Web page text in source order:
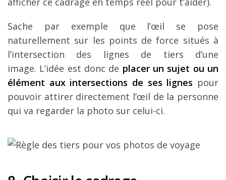
Sache par exemple que l’œil se pose
naturellement sur les points de force situés à
l’intersection des lignes de tiers d’une
image. L’idée est donc de placer un sujet ou un
élément aux intersections de ses lignes pour
pouvoir attirer directement l’œil de la personne
qui va regarder la photo sur celui-ci.